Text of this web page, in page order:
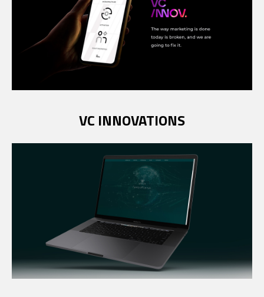
VC INNOVATIONS